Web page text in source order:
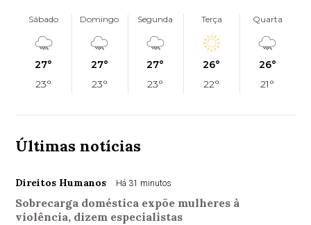
Sábado
27°
23°
Domingo
27°
23°
Segunda
27°
23°
Terça
26°
22°
Quarta
26°
21°
Últimas notícias
Direitos Humanos Há 31 minutos
Sobrecarga doméstica expõe mulheres à
violência, dizem especialistas